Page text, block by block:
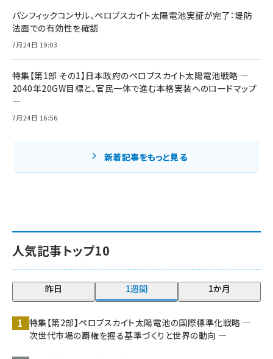
人気記事トップ10
昨日 1週間 1か月
特集【第2部】ペロブスカイト太陽電池の国際標準化戦略 ―
次世代市場の覇権を握る基準づくりと世界の動向 ―
パシフィックコンサル、ペロブスカイト太陽電池実証が完了：堤防
法面での有効性を確認
7月24日 19:03
特集【第1部 その1】日本政府のペロブスカイト太陽電池戦略 ―
2040年20GW目標と、官民一体で進む本格実装へのロードマップ
―
7月24日 16:56
新着記事をもっと見る